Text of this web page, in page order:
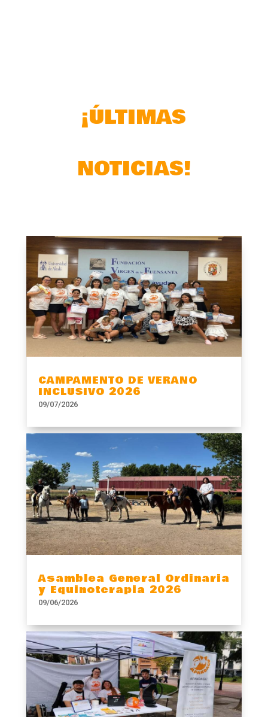
¡ÚLTIMAS
NOTICIAS!
CAMPAMENTO DE VERANO
INCLUSIVO 2026
09/07/2026
Asamblea General Ordinaria
y Equinoterapia 2026
09/06/2026